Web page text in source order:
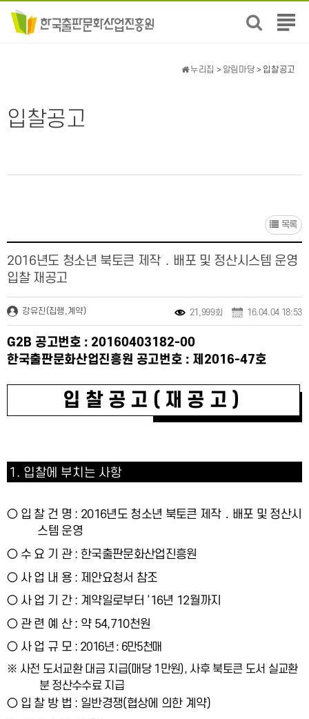
전
뉴
입찰공고
누리집 > 알림마당 > 입찰공고
목록
2016년도 청소년 북토큰 제작 ․ 배포 및 정산시스템 운영
입찰 재공고
강유진(집행,계약) 21,999회 16.04.04 18:53
G2B 공고번호 : 20160403182-00
한국출판문화산업진흥원 공고번호 : 제 2016-47호
입찰공고 ( 재공고 )
1. 입찰에 부치는 사항
○ 입 찰 건 명 : 2016년도 청소년 북토큰 제작 ․ 배포 및 정산시
스템 운영
○ 수 요 기 관 : 한국출판문화산업진흥원
○ 사 업 내 용 : 제안요청서 참조
○ 사 업 기 간 : 계약일로부터 ‘16년 12월까지
○ 관 련 예 산 : 약 54,710천원
○ 사 업 규 모 : 2016년 : 6만5천매
※ 사전 도서교환 대금 지급(매당 1 만원), 사후 북토큰 도서 실교환
분 정산수수료 지급
○ 입 찰 방 법 : 일반경쟁(협상에 의한 계약)